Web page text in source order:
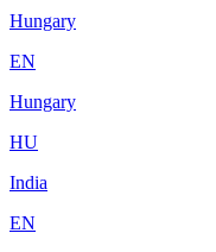
Hungary
EN
Hungary
HU
India
EN